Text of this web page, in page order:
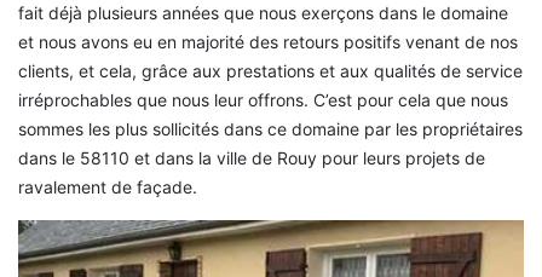
fait déjà plusieurs années que nous exerçons dans le domaine
et nous avons eu en majorité des retours positifs venant de nos
clients, et cela, grâce aux prestations et aux qualités de service
irréprochables que nous leur offrons. C’est pour cela que nous
sommes les plus sollicités dans ce domaine par les propriétaires
dans le 58110 et dans la ville de Rouy pour leurs projets de
ravalement de façade.